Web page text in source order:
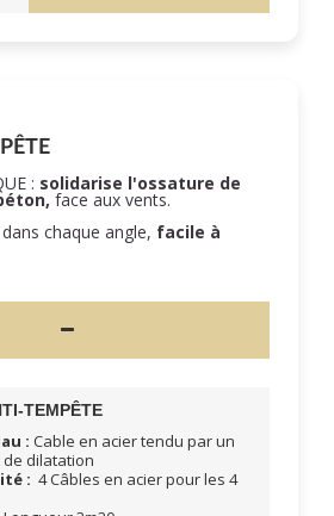
: solidarise l'ossature de
face aux vents.
chaque angle, facile à
TEMPÊTE
: Cable en acier tendu par un
dilatation
: 4 Câbles en acier pour les 4